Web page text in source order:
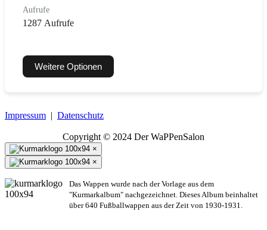
Aufrufe
1287 Aufrufe
Weitere Optionen
Impressum | Datenschutz
Copyright © 2024 Der WaPPenSalon
×
×
Das Wappen wurde nach der Vorlage aus dem
"Kurmarkalbum" nachgezeichnet. Dieses Album beinhaltet
über 640 Fußballwappen aus der Zeit von 1930-1931.